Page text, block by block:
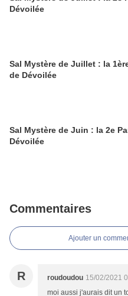
Dévoilée
Sal Mystère de Juillet : la
de Dévoilée
Sal Mystère de Juin : la 2e
Dévoilée
Commentaires
Ajouter un
R roudoudou 15/02/2021
moi aussi j'aurais dit un